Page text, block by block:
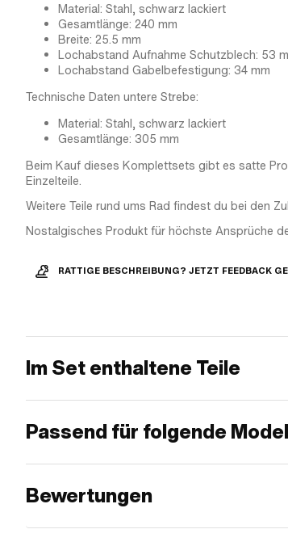
Material: Stahl, schwarz lackiert
Gesamtlänge: 240 mm
Breite: 25.5 mm
Lochabstand Aufnahme Schutzblech: 53
Lochabstand Gabelbefestigung: 34 mm
Technische Daten untere Strebe:
Material: Stahl, schwarz lackiert
Gesamtlänge: 305 mm
Beim Kauf dieses Komplettsets gibt es satte
Einzelteile.
Weitere Teile rund ums Rad findest du bei den
Nostalgisches Produkt für höchste Ansprüche
RATTIGE BESCHREIBUNG? JETZT FEEDBACK
Im Set enthaltene Teile
Passend für folgende
Bewertungen